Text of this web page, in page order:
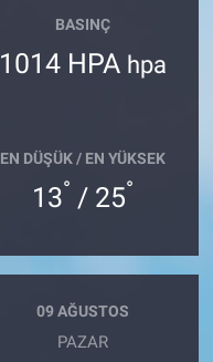
BASINÇ
1014 HPA hpa
EN DÜŞÜK / EN YÜKSEK
13° / 25°
09 AĞUSTOS
PAZAR